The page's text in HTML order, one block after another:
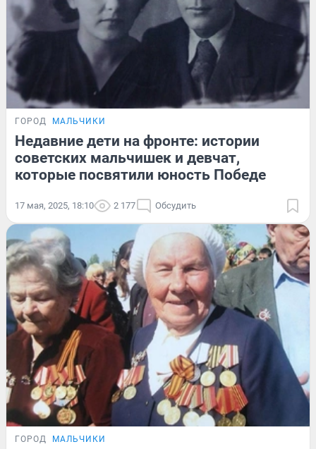
ГОРОД МАЛЬЧИКИ
Недавние дети на фронте: истории
советских мальчишек и девчат,
которые посвятили юность Победе
17 мая, 2025, 18:10 2 177 Обсудить
ГОРОД МАЛЬЧИКИ